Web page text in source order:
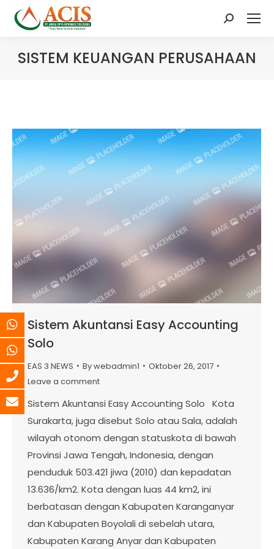
Search:
SISTEM KEUANGAN PERUSAHAAN
Sistem Akuntansi Easy Accounting
Solo
EAS 3 NEWS Bywebadmin1
Oktober 26, 2017
Leave a comment
Sistem Akuntansi Easy Accounting Solo Kota
Surakarta, juga disebut Solo atau Sala, adalah
wilayah otonom dengan statuskota di bawah
Provinsi Jawa Tengah, Indonesia, dengan
penduduk 503.421 jiwa (2010) dan kepadatan
13.636/km2. Kota dengan luas 44 km2, ini
berbatasan dengan Kabupaten Karanganyar
dan Kabupaten Boyolali di sebelah utara,
Kabupaten Karang Anyar dan Kabupaten